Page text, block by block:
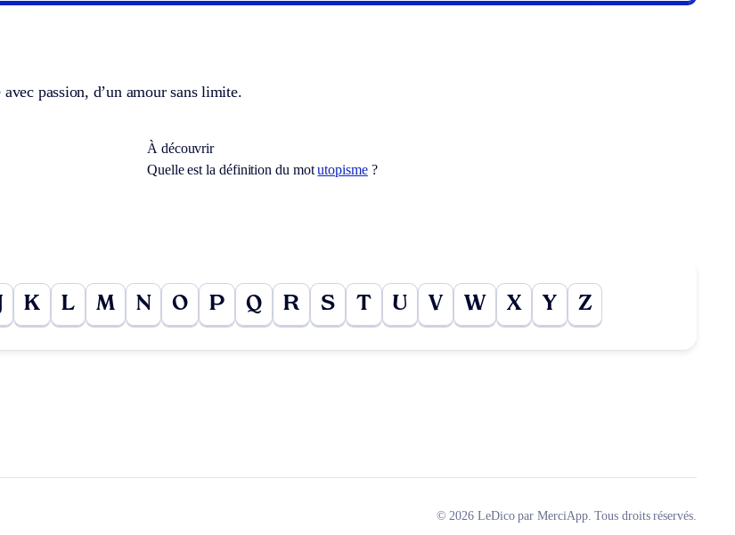
avec passion, d’un amour sans limite.
À découvrir
Quelle est la définition du motutopisme?
K L M N O P Q R S T U V W X Y Z
© 2026 LeDico par MerciApp. Tous droits réservés.